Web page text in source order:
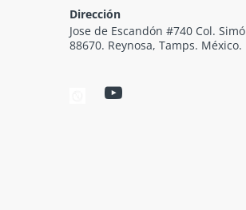
Dirección
Jose de Escandón #740 Col.
88670. Reynosa, Tamps. México.